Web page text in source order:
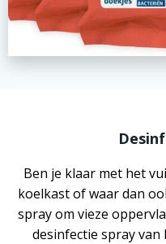
Ben je klaar met het
koelkast of waar dan
spray om vieze
desinfectie spray